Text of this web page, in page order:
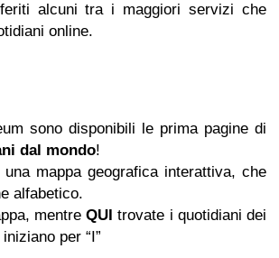
alcuni tra i maggiori servizi che
online.
sono disponibili le prima pagine di
dal mondo!
mappa geografica interattiva, che
alfabetico.
mentreQUI trovate i quotidiani dei
per “I”